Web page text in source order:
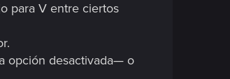
para V entre ciertos
opción desactivada— o